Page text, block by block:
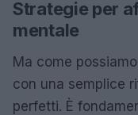
Strategie per
mentale
Ma come
con una semplice
perfetti. È